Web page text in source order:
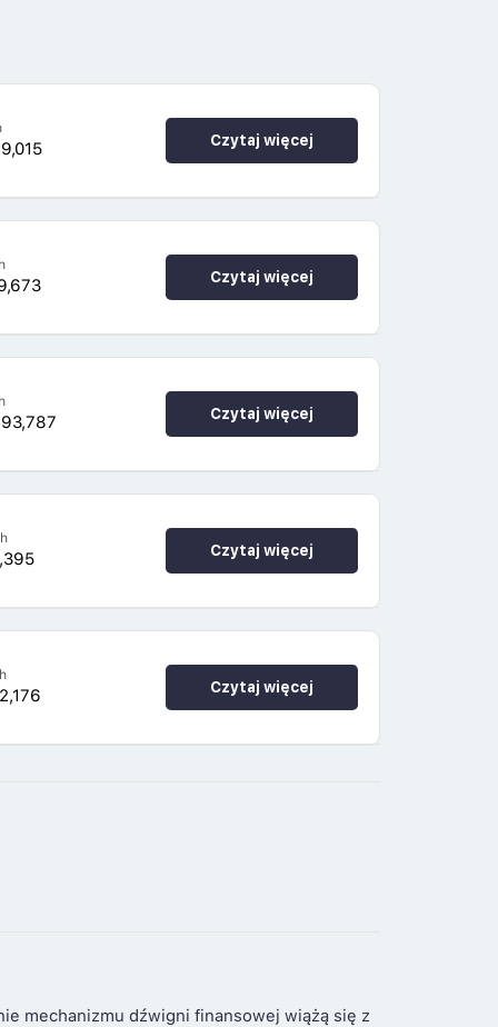
Czytaj więcej
Czytaj więcej
Czytaj więcej
Czytaj więcej
Czytaj więcej
mechanizmu dźwigni finansowej wiążą się z